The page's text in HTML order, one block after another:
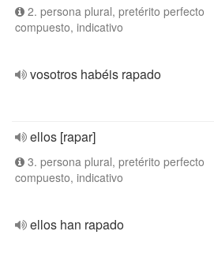
2. persona plural, pretérito perfecto
compuesto, indicativo
vosotros habéis rapado
ellos [rapar]
3. persona plural, pretérito perfecto
compuesto, indicativo
ellos han rapado